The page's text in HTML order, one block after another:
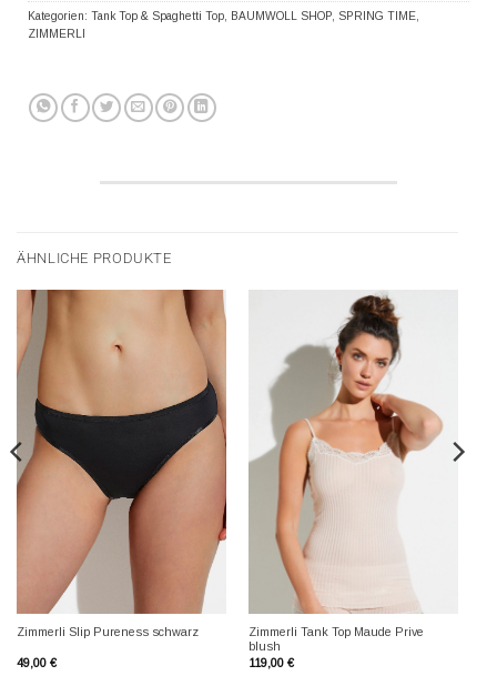
Kategorien: Tank Top & Spaghetti Top BAUMWOLL SHOP SPRING TIME
ZIMMERLI
ÄHNLICHE PRODUKTE
Zimmerli Slip Pureness schwarz
49,00 €
Zimmerli Tank Top Maude Prive
blush
119,00 €